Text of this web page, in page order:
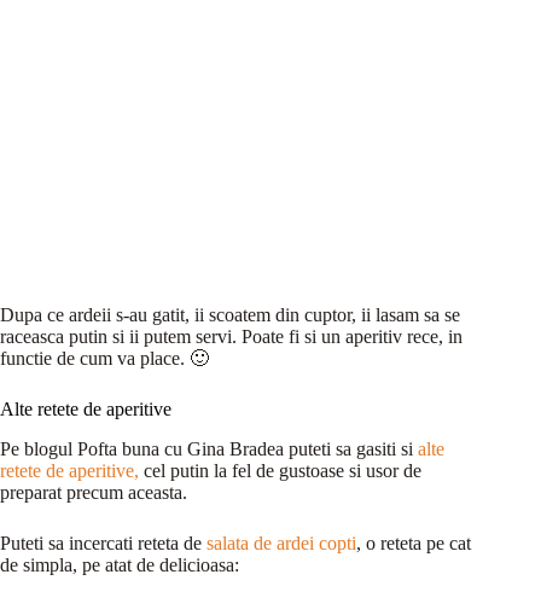
Dupa ce ardeii s-au gatit, ii scoatem din cuptor, ii lasam sa se
raceasca putin si ii putem servi. Poate fi si un aperitiv rece, in
functie de cum va place. 🙂
Alte retete de aperitive
Pe blogul Pofta buna cu Gina Bradea puteti sa gasiti si alte
retete de aperitive, cel putin la fel de gustoase si usor de
preparat precum aceasta.
Puteti sa incercati reteta de salata de ardei copti, o reteta pe cat
de simpla, pe atat de delicioasa: